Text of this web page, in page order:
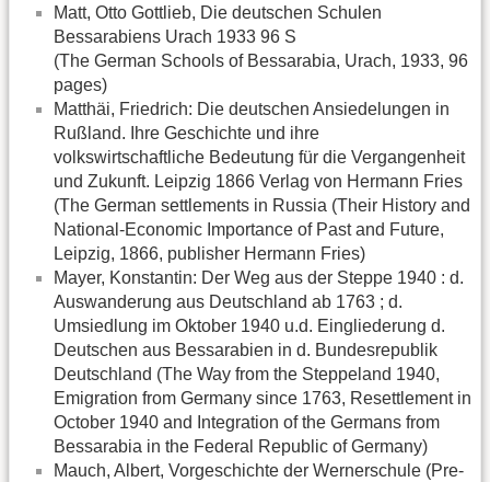
Matt, Otto Gottlieb, Die deutschen Schulen
Bessarabiens Urach 1933 96 S
(The German Schools of Bessarabia, Urach, 1933, 96
pages)
Matthäi, Friedrich: Die deutschen Ansiedelungen in
Rußland. Ihre Geschichte und ihre
volkswirtschaftliche Bedeutung für die Vergangenheit
und Zukunft. Leipzig 1866 Verlag von Hermann Fries
(The German settlements in Russia (Their History and
National-Economic Importance of Past and Future,
Leipzig, 1866, publisher Hermann Fries)
Mayer, Konstantin: Der Weg aus der Steppe 1940 : d.
Auswanderung aus Deutschland ab 1763 ; d.
Umsiedlung im Oktober 1940 u.d. Eingliederung d.
Deutschen aus Bessarabien in d. Bundesrepublik
Deutschland (The Way from the Steppeland 1940,
Emigration from Germany since 1763, Resettlement in
October 1940 and Integration of the Germans from
Bessarabia in the Federal Republic of Germany)
Mauch, Albert, Vorgeschichte der Wernerschule (Pre-